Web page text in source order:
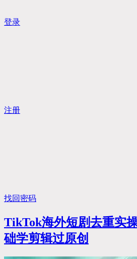
登录
注册
找回密码
TikTok海外短剧去重实
础学剪辑过原创